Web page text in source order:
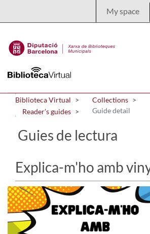
My space
Biblioteca Virtual
Collections
Reader’s guides
Guide detail
Guies de lectura
Explica-m'ho amb